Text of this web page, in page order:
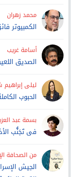
محمد زهران
الكمبيوتر
أسامة غريب
الصديق
ليلى
الحبوب
بسمة عبد
فى تَجَنُّب
من الصحافة
الجيش